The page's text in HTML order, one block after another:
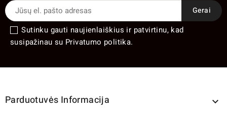
Sutinku gauti naujienlaiškius ir patvirtinu, kad
susipažinau su Privatumo politika.
Parduotuvės Informacija 